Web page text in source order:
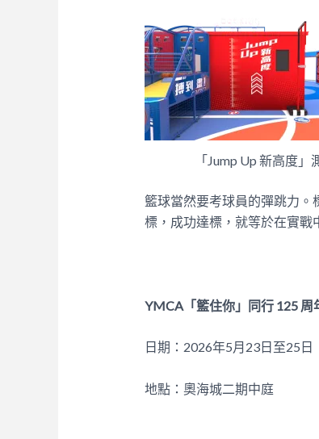
「Jump Up 新高度」
籃球當然要考球員的彈跳力。
標，成功達標，就等於在實戰
YMCA「籃住你」同行 125 周
日期：2026年5月23日至25日
地點：奧海城二期中庭